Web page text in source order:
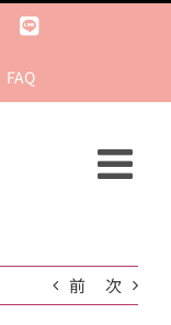
LINE
FAQ
前 次